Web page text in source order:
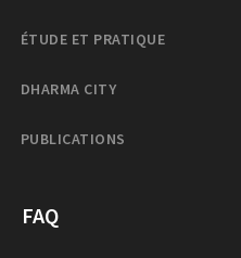
ÉTUDE ET PRATIQUE
DHARMA CITY
PUBLICATIONS
FAQ